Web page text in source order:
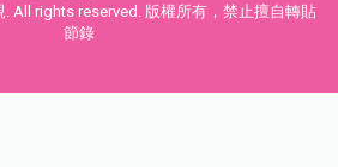
All rights reserved. 版權所有，禁止擅自轉貼
節錄